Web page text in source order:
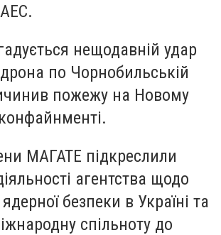
нещодавній удар
по Чорнобильській
пожежу на Новому
МАГАТЕ підкреслили
агентства щодо
безпеки в Україні та
спільноту до